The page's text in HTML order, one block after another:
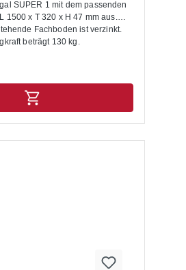
SUPER 1 mit dem passenden
1500 x T 320 x H 47 mm aus.
Fachboden ist verzinkt.
beträgt 130 kg.